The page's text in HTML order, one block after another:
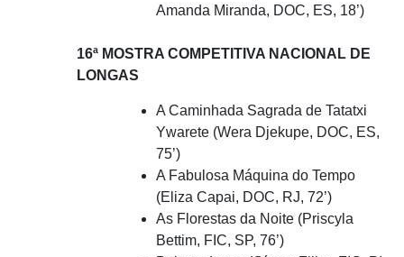
Amanda Miranda, DOC, ES, 18’)
16ª MOSTRA COMPETITIVA NACIONAL DE
LONGAS
A Caminhada Sagrada de Tatatxi
Ywarete (Wera Djekupe, DOC, ES,
75’)
A Fabulosa Máquina do Tempo
(Eliza Capai, DOC, RJ, 72’)
As Florestas da Noite (Priscyla
Bettim, FIC, SP, 76’)